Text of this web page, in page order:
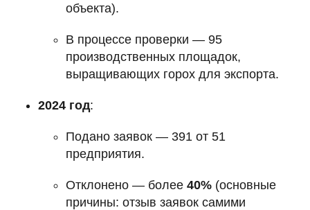
объекта).
В процессе проверки — 95
производственных площадок,
выращивающих горох для экспорта.
2024 год:
Подано заявок — 391 от 51
предприятия.
Отклонено — более 40% (основные
причины: отзыв заявок самими